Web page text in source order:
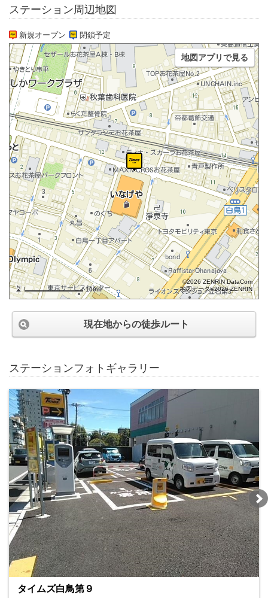
ステーション周辺地図
新規オープン 閉鎖予定
100m
©2026 ZENRIN DataCom
地図データ©2026 ZENRIN
地図アプリで見る
現在地からの徒歩ルート
ステーションフォトギャラリー
タイムズ白鳥第９